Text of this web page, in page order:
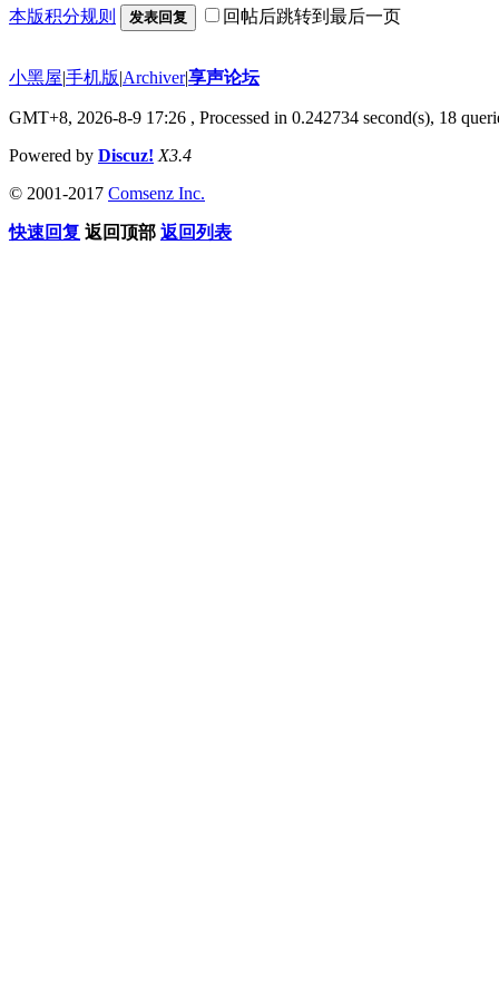
本版积分规则 发表回复 回帖后跳转到最后一页
小黑屋|手机版|Archiver|享声论坛
GMT+8, 2026-8-9 17:26 , Processed in 0.242734 second(s), 18
Powered by Discuz! X3.4
© 2001-2017 Comsenz Inc.
快速回复 返回顶部 返回列表